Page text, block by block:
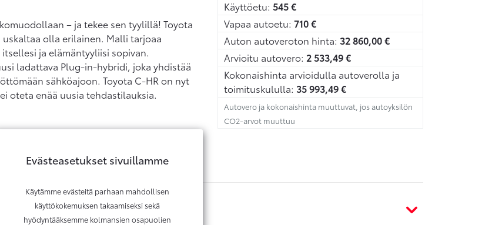
– ja tekee sen tyylillä! Toyota
olla erilainen. Malli tarjoaa
ja elämäntyyliisi sopivan.
ladattava Plug-in-hybridi, joka yhdistää
sähköajoon. Toyota C-HR on nyt
oteta enää uusia tehdastilauksia.
Käyttöetu: 545€
Vapaa autoetu: 710€
Auton autoveroton hinta: 32 860,00€
Arvioitu autovero: 2 533,49€
Kokonaishinta arvioidulla autoverolla ja
toimituskululla: 35 993,49€
Autovero ja kokonaishinta muuttuvat, jos autoyksilön
CO2-arvot muuttuu
Evästeasetukset sivuillamme
Käytämme evästeitä parhaan mahdollisen
käyttökokemuksen takaamiseksi sekä
hyödyntääksemme kolmansien osapuolien